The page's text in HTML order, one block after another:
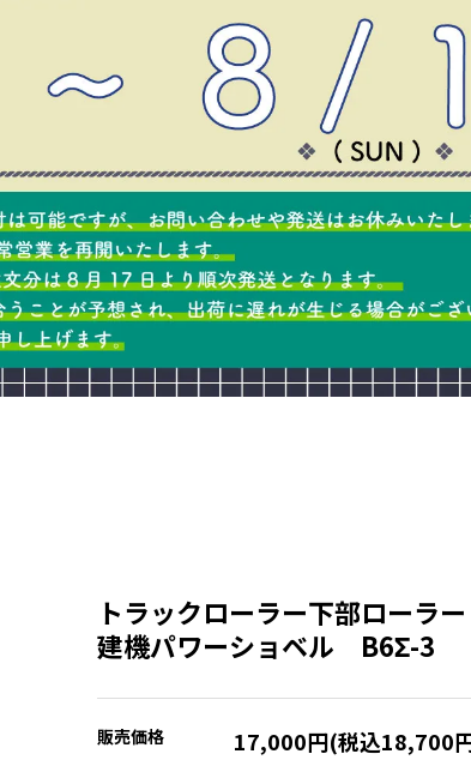
トラックローラー下部ローラ
建機パワーショベル B6Σ-3
販売価格 17,000円(税込18,700